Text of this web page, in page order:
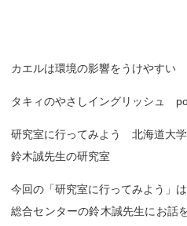
カエルは環境の影響をうけやすい
タキィのやさしイングリッシュ
研究室に行ってみよう 北海道大
鈴木誠先生の研究室
今回の「研究室に行ってみよう」
総合センターの鈴木誠先生にお話